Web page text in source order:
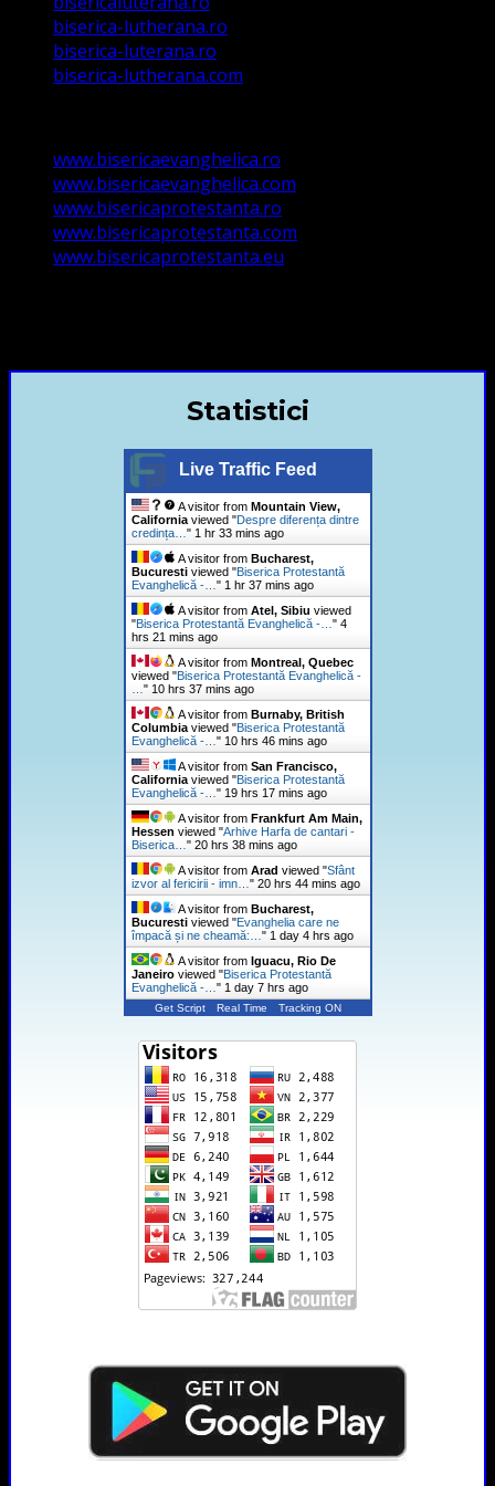
biserica-lutherana.ro
biserica-luterana.ro
biserica-lutherana.com
www.bisericaevanghelica.ro
www.bisericaevanghelica.com
www.bisericaprotestanta.ro
www.bisericaprotestanta.com
www.bisericaprotestanta.eu
Statistici
Live Traffic Feed
A visitor from Mountain View,
Californiaviewed "Despre diferența dintre
credința… " 1 hr 33 mins ago
A visitor from Bucharest,
Bucurestiviewed "Biserica Protestantă
Evanghelică -… " 1 hr 37 mins ago
A visitor from Atel, Sibiu viewed
"Biserica Protestantă Evanghelică -… " 4
hrs 21 mins ago
A visitor from Montreal, Quebec
viewed "Biserica Protestantă Evanghelică -
" 10 hrs 37 mins ago
A visitor from Burnaby, British
Columbiaviewed "Biserica Protestantă
Evanghelică -… " 10 hrs 46 mins ago
A visitor from San Francisco,
Californiaviewed "Biserica Protestantă
Evanghelică -… " 19 hrs 17 mins ago
A visitor from Frankfurt Am Main,
Hessen viewed "Arhive Harfa de cantari -
Biserica… " 20 hrs 38 mins ago
A visitor from Arad viewed "Sfânt
izvor al fericirii - imn… " 20 hrs 44 mins ago
A visitor from Bucharest,
Bucurestiviewed "Evanghelia care ne
împacă și ne cheamă:… " 1 day 4 hrs ago
A visitor from Iguacu, Rio De
Janeiroviewed "Biserica Protestantă
Evanghelică -… " 1 day 7 hrs ago
Get Script Real Time Tracking ON